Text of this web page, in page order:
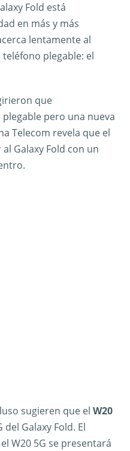
Fold está
en más y más
lentamente al
plegable: el
que
pero una nueva
Telecom revela que el
Galaxy Fold con un
sugieren que el W20
Galaxy Fold. El
W20 5G se presentará